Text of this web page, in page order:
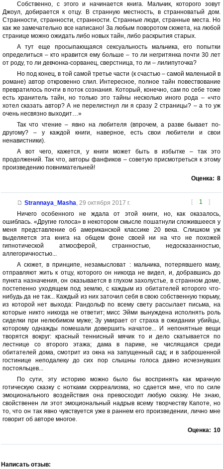
Собственно, с этого и начинается книга. Мальчик, которого зовут
Джоул, добирается к отцу. В странную местность, в странноватый дом.
Странности, странности, странности. Странные люди, странные места. Но
как же замечательно все написано! За любым поворотом сюжета, на любой
странице можно ожидать либо новых тайн, либо раскрытия старых.
А тут еще просыпающаяся сексуальность мальчика, его попытки
определиться – кто нравится ему больше – то ли негритянка почти 30 лет
от роду, то ли девчонка-сорванец, сверстница, то ли – лилипуточка?
Но под конец, в той самой третье части (к счастью – самой маленькой в
романе) автор откровенно слил. Интересное, полное тайн повествование
превратилось почти в поток сознания. Который, конечно, сам по себе тоже
есть хранитель тайн, но только это тайны несколько иного рода – «что
хотел сказать автор? А не перелистнул ли я сразу 2 страницы? – а то уж
очень несвязно выходит…»
Так что чтение – явно на любителя (впрочем, а разве бывает по-
другому? – у каждой книги, наверное, есть свои любители и свои
ненавистники).
А вот чего, кажется, у книги может быть в избытке – так это
продолжений. Так что, авторы фанфиков – советую присмотреться к этому
произведению повнимательней!
Оценка: 8
[ 1 ]
Strannaya_Masha, 29 октября 2017 г.
Ничего особенного не ждала от этой книги, но, как оказалось,
ошиблась. «Другие голоса» в некотором смысле пошатнули сложившееся у
меня представление об американской классике 20 века. Слишком уж
выделяется эта книга на общем фоне своей ни на что не похожей
гипнотической атмосферой, странностью, недосказанностью,
аллегоричностью...
А сюжет, в принципе, незамысловат : мальчика, потерявшего маму,
отправляют жить к отцу, которого он никогда не видел, и, добравшись до
пункта назначения, он оказывается в глухом захолустье, в странном доме,
постепенно уходящем под землю, с каждым из обитателей которого что-
нибудь да не так... Каждый из них заточил себя в свою собственную тюрьму,
из которой нет выхода: Рандольф по всему свету рассылает письма, на
которые никто никогда не ответит; мисс Эйми вынуждена исполнять роль
сиделки при нелюбимом муже; Зу умирает от страха в ожидании убийцы,
которому однажды помешали довершить начатое... И непонятные вещи
творятся вокруг: красный теннисный мячик то и дело скатывается по
лестнице со второго этажа; дама в парике, не числящаяся среди
обитателей дома, смотрит из окна на запущенный сад; и в заброшенной
гостинице неподалеку до сих пор слышны голоса давно исчезнувших
постояльцев...
По сути, эту историю можно было бы воспринять как мрачную
готическую сказку с нотками сюрреализма, но сдается мне, что по силе
эмоционального воздействия она превосходит любую сказку. Не знаю,
свойственен ли этот эмоциональный надрыв всему творчеству Капоте, но
то, что он так явно чувствуется уже в раннем его произведении, лично мне
говорит об авторе многое.
Оценка: 10
Написать отзыв: